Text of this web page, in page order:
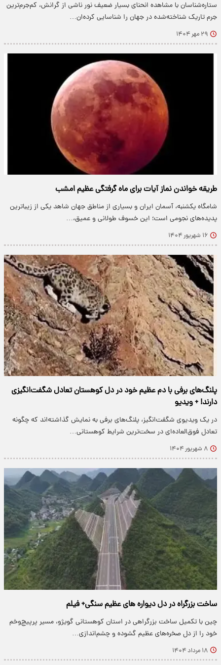
ستاره‌شناسان با مشاهده انحنای بسیار ضعیف نور ناشی از گرانش، کم‌جرم‌ترین
جرم تاریک شناخته‌شده در جهان را شناسایی کرده‌ان…
۲۹ مهر ۱۴۰۴
طریقه خواندن نماز آیات برای ماه گرفتگی عظیم امشب
شامگاه یکشنبه، آسمان ایران و بسیاری از مناطق جهان شاهد یکی از زیباترین
پدیده‌های نجومی است؛ این خسوف طولانی و عمیق،…
۱۶ شهریور ۱۴۰۴
پلنگ‌های برفی با دم عظیم خود در دل کوهستان تعادل شگفت‌انگیزی
دارند! + ویدیو
در یک ویدیوی شگفت‌انگیز، پلنگ‌های برفی به نمایش گذاشته‌اند که چگونه
تعادل فوق‌العاده‌ای در سخت‌ترین شرایط کوهستانی…
۸ شهریور ۱۴۰۴
ساخت بزرگراه در دل دیواره های عظیم سنگی+ فیلم
چین با تکمیل ساخت بزرگراهی در استان کوهستانی گویژو، مسیر پرپیچ‌وخم
خود را از دل صخره‌های عظیم گشوده و چشم‌اندازی…
۱۸ مرداد ۱۴۰۴